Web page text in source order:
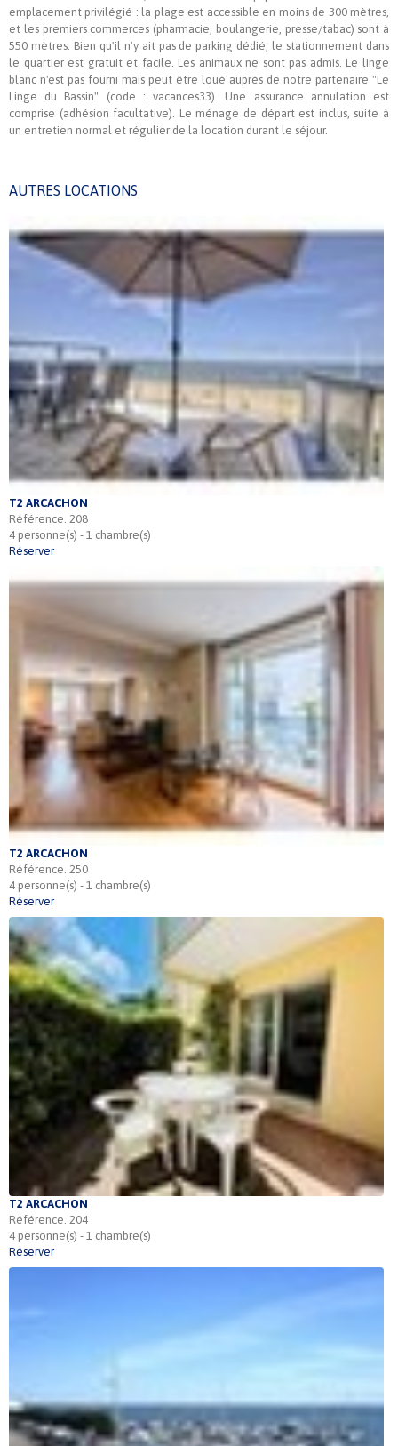
emplacement privilégié : la plage est accessible en moins de 300 mètres,
et les premiers commerces (pharmacie, boulangerie, presse/tabac) sont à
550 mètres. Bien qu'il n'y ait pas de parking dédié, le stationnement dans
le quartier est gratuit et facile. Les animaux ne sont pas admis. Le linge
blanc n'est pas fourni mais peut être loué auprès de notre partenaire "Le
Linge du Bassin" (code : vacances33). Une assurance annulation est
comprise (adhésion facultative). Le ménage de départ est inclus, suite à
un entretien normal et régulier de la location durant le séjour.
AUTRES LOCATIONS
T2 ARCACHON
Référence. 208
4 personne(s) - 1 chambre(s)
Réserver
T2 ARCACHON
Référence. 250
4 personne(s) - 1 chambre(s)
Réserver
T2 ARCACHON
Référence. 204
4 personne(s) - 1 chambre(s)
Réserver